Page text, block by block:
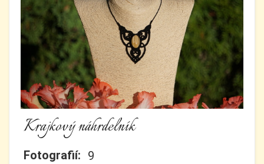
Krajkový náhrdelník
Fotografií: 9